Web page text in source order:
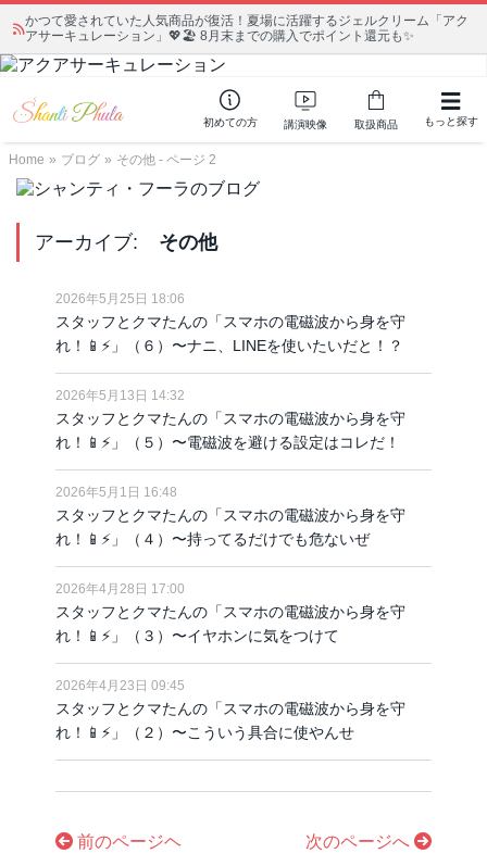
かつて愛されていた人気商品が復活！夏場に活躍するジェルクリーム「アク
アサーキュレーション」💖🏖️ 8月末までの購入でポイント還元も✨
初めての方 講演映像 取扱商品 もっと探す
Home » ブログ » その他 - ページ 2
アーカイブ: その他
2026年5月25日 18:06
スタッフとクマたんの「スマホの電磁波から身を守
れ！📱⚡️」（６）〜ナニ、LINEを使いたいだと！？
2026年5月13日 14:32
スタッフとクマたんの「スマホの電磁波から身を守
れ！📱⚡️」（５）〜電磁波を避ける設定はコレだ！
2026年5月1日 16:48
スタッフとクマたんの「スマホの電磁波から身を守
れ！📱⚡️」（４）〜持ってるだけでも危ないぜ
2026年4月28日 17:00
スタッフとクマたんの「スマホの電磁波から身を守
れ！📱⚡️」（３）〜イヤホンに気をつけて
2026年4月23日 09:45
スタッフとクマたんの「スマホの電磁波から身を守
れ！📱⚡️」（２）〜こういう具合に使やんせ
前のページヘ 次のページへ